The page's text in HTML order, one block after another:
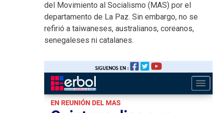
del Movimiento al Socialismo (MAS) por el
departamento de La Paz. Sin embargo, no se
refirió a taiwaneses, australianos, coreanos,
senegaleses ni catalanes.